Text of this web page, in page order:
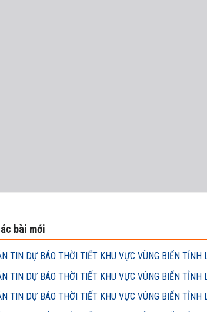
bài mới
TIN DỰ BÁO THỜI TIẾT KHU VỰC VÙNG BIỂN
TIN DỰ BÁO THỜI TIẾT KHU VỰC VÙNG BIỂN
TIN DỰ BÁO THỜI TIẾT KHU VỰC VÙNG BIỂN